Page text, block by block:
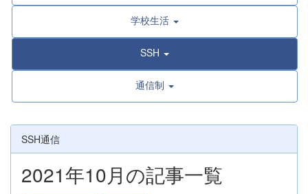
学校生活
SSH
通信制
SSH通信
2021年10月の記事一覧